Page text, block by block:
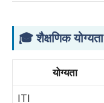
🎓शैक्षणिक योग्यता
योग्यता
ITI